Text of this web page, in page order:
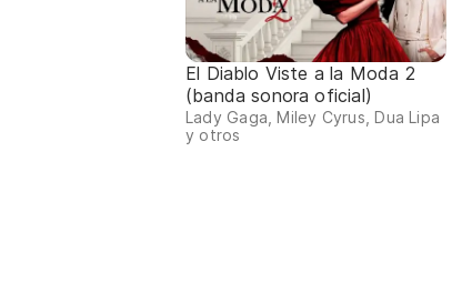
El Diablo Viste a la Moda 2
(banda sonora oficial)
Lady Gaga, Miley Cyrus, Dua Lipa
y otros